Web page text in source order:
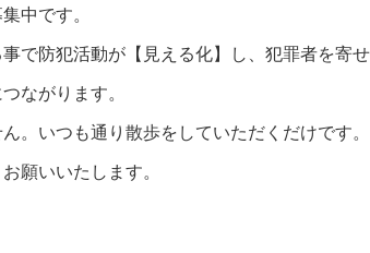
中です。
で防犯活動が【見える化】し、犯罪者を寄
ながります。
。いつも通り散歩をしていただくだけです。
願いいたします。